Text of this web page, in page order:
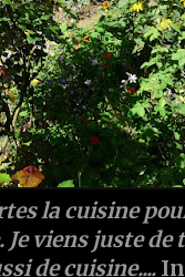
la cuisine
viens juste
de cuisine....